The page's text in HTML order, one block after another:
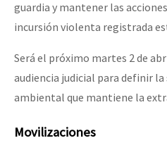
guardia y mantener las
incursión violenta registrada
Será el próximo martes 2 de
audiencia judicial para definir
ambiental que mantiene la
Movilizaciones